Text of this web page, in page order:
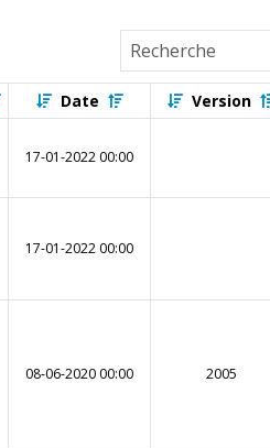
Date Version
17-01-2022 00:00
17-01-2022 00:00
08-06-2020 00:00 2005